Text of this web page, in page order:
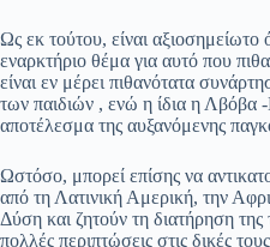
Ως εκ τούτου, είναι
εναρκτήριο θέμα για αυτό που
είναι εν μέρει πιθανότατα
των παιδιών , ενώ η ίδια η Λβόβα
αποτέλεσμα της αυξανόμενης
Ωστόσο, μπορεί επίσης να
από τη Λατινική Αμερική, την
Δύση και ζητούν τη διατήρηση της
πολλές περιπτώσεις στις δικές